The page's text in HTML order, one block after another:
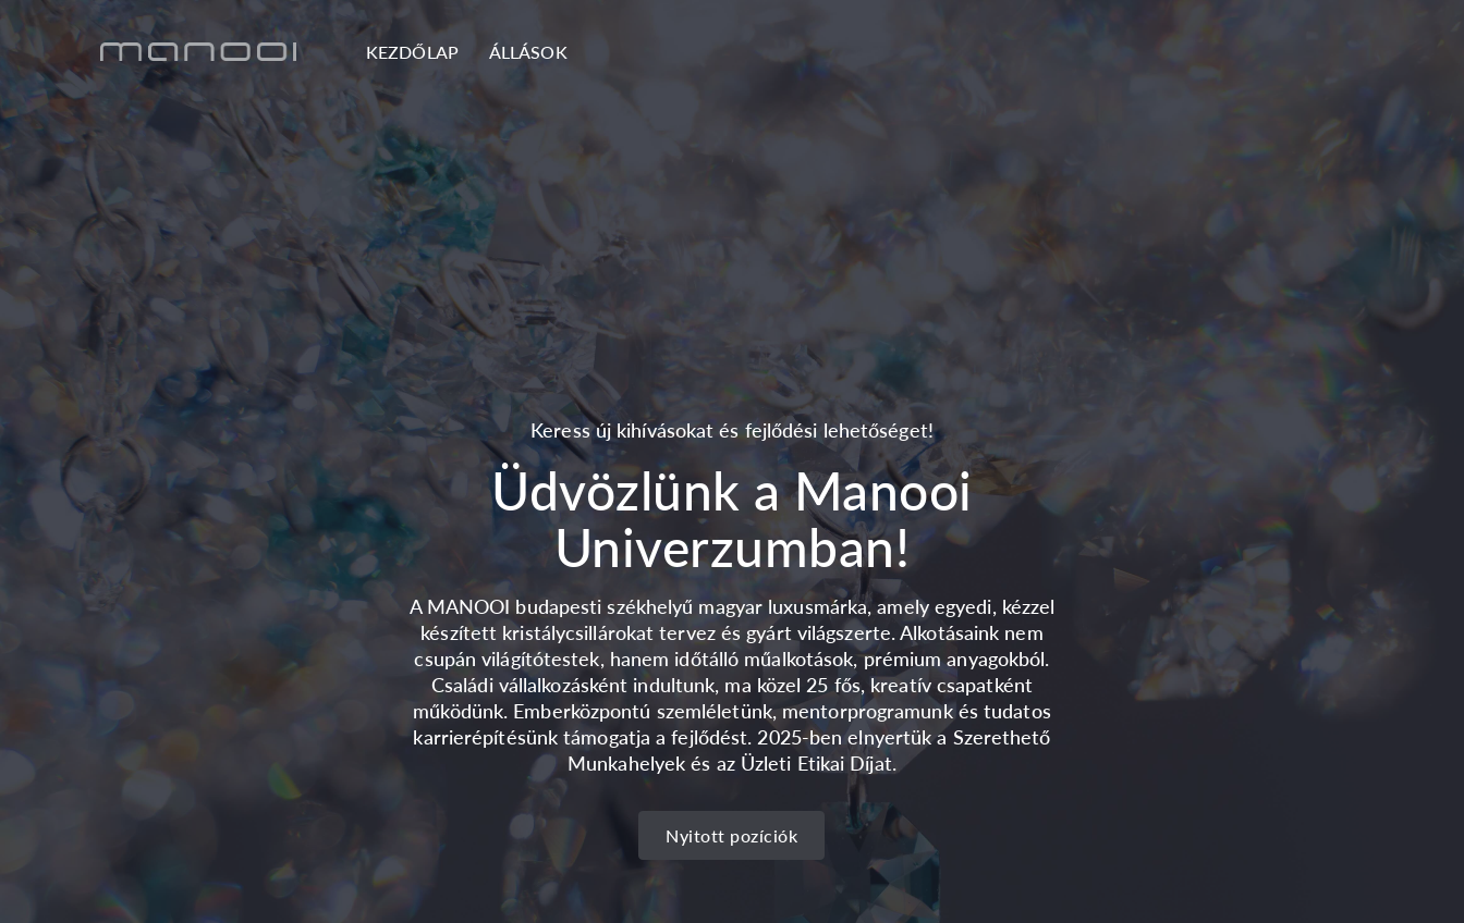
KEZDŐLAP ÁLLÁSOK
Keress új kihívásokat és fejlődési lehetőséget!
Üdvözlünk a Manooi
Univerzumban!
A MANOOI budapesti székhelyű magyar luxusmárka, amely egyedi, kézzel
készített kristálycsillárokat tervez és gyárt világszerte. Alkotásaink nem
csupán világítótestek, hanem időtálló műalkotások, prémium anyagokból.
Családi vállalkozásként indultunk, ma közel 25 fős, kreatív csapatként
működünk. Emberközpontú szemléletünk, mentorprogramunk és tudatos
karrierépítésünk támogatja a fejlődést. 2025-ben elnyertük a Szerethető
Munkahelyek és az Üzleti Etikai Díjat.
Nyitott pozíciók